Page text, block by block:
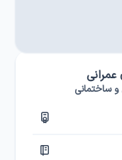
عمرانی
و ساختمانی